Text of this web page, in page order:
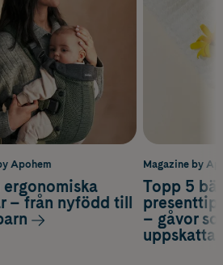
Magazine by
Topp 5
– gåvor
Apohem
– från nyfödd till